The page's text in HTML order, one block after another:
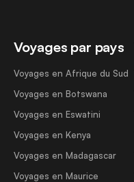
Voyages par pays
Voyages en Afrique du Sud
Voyages en Botswana
Voyages en Eswatini
Voyages en Kenya
Voyages en Madagascar
Voyages en Maurice